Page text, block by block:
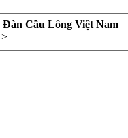
Cầu Lông Việt Nam
>